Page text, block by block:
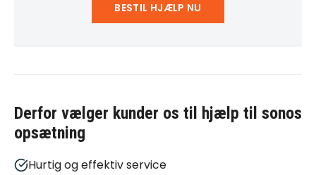
BESTIL HJÆLP NU
Derfor vælger kunder os til
hjælp til sonos
opsætning
Hurtig og effektiv service